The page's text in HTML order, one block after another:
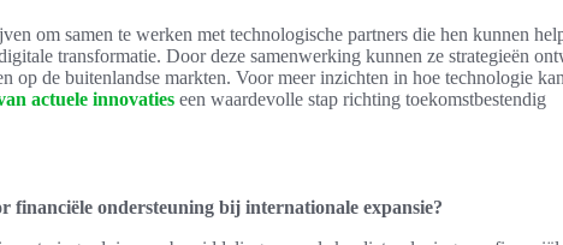
om samen te werken met technologische partners die hen kunnen
transformatie. Door deze samenwerking kunnen ze strategieën
op de buitenlandse markten. Voor meer inzichten in hoe technologie
actuele innovaties een waardevolle stap richting toekomstbestendig
financiële ondersteuning bij internationale expansie?